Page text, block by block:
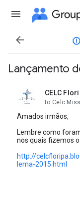

Lançamento
CELC
unread,
to Celc
Amados irmãos,
Lembre como
nos quais fizemos
http://
lema-2015.html